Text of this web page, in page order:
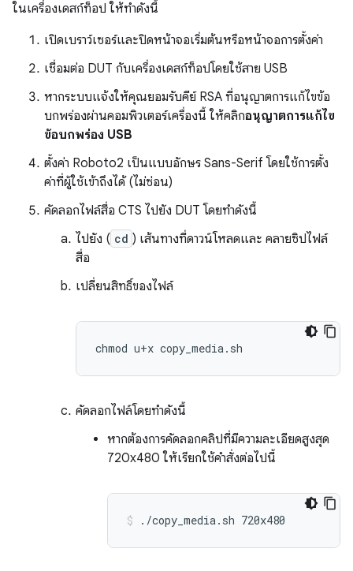
ในเครื่องเดสก์ท็อป ให้ทำดังนี้
เปิดเบราว์เซอร์และปิดหน้าจอเริ่มต้นหรือหน้าจอการตั้งค่า
เชื่อมต่อ DUT กับเครื่องเดสก์ท็อปโดยใช้สาย USB
หากระบบแจ้งให้คุณยอมรับคีย์ RSA ที่อนุญาตการแก้ไขข้อ
บกพร่องผ่านคอมพิวเตอร์เครื่องนี้ ให้คลิกอนุญาตการแก้ไข
ข้อบกพร่อง USB
ตั้งค่า Roboto2 เป็นแบบอักษร Sans-Serif โดยใช้การตั้ง
ค่าที่ผู้ใช้เข้าถึงได้ (ไม่ซ่อน)
คัดลอกไฟล์สื่อ CTS ไปยัง DUT โดยทำดังนี้
ไปยัง ( cd ) เส้นทางที่ดาวน์โหลดและ คลายซิปไฟล์
สื่อ
เปลี่ยนสิทธิ์ของไฟล์
คัดลอกไฟล์โดยทำดังนี้
หากต้องการคัดลอกคลิปที่มีความละเอียดสูงสุด
720x480 ให้เรียกใช้คำสั่งต่อไปนี้
./copy_media.sh 720x480